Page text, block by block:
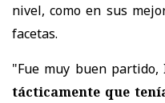
nivel, como en sus
facetas.
"Fue muy buen partido,
tácticamente que